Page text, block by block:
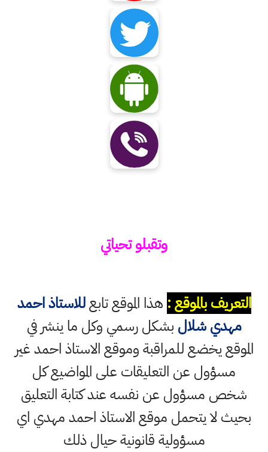
وتقبلو تحياتي
التعريف بالموقع : هذا الموقع تابعللاستاذ احمد
مهدي شلال بشكل رسمي وكل ما ينشر في
الموقع يخضع للمراقبة وموقع الاستاذ احمد غير
مسؤول عن التعليقات على المواضيع كل
شخص مسؤول عن نفسه عند كتابة التعليق
بحيث لا يتحمل موقع الاستاذ احمد مهدي اي
مسؤولية قانونية حيال ذلك